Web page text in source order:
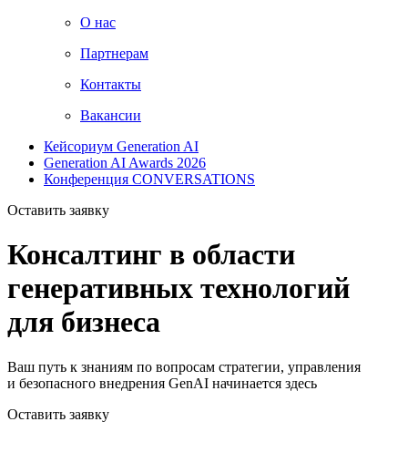
О нас
Партнерам
Контакты
Вакансии
Кейсориум Generation AI
Generation AI Awards 2026
Конференция CONVERSATIONS
Оставить заявку
Консалтинг в области
генеративных технологий
для бизнеса
Ваш путь к знаниям по вопросам стратегии, управления
и безопасного внедрения GenAI начинается здесь
Оставить заявку